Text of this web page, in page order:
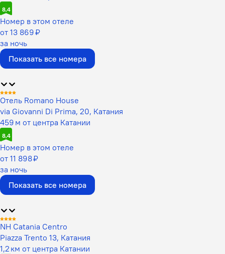
8,4
Номер в этом отеле
от 13 869 ₽
за ночь
Показать все номера
Отель Romano House
via Giovanni Di Prima, 20, Катания
459 м от центра Катании
8,4
Номер в этом отеле
от 11 898 ₽
за ночь
Показать все номера
NH Catania Centro
Piazza Trento 13, Катания
1,2 км от центра Катании